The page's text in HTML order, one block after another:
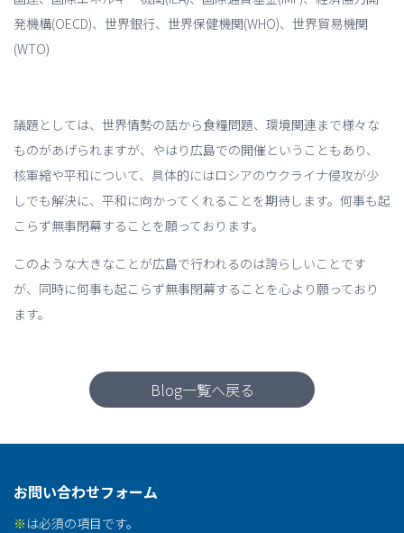
発機構(OECD)、世界銀行、世界保健機関(WHO)、世界貿易機関
(WTO)
議題としては、世界情勢の話から食糧問題、環境関連まで様々な
ものがあげられますが、やはり広島での開催ということもあり、
核軍縮や平和について、具体的にはロシアのウクライナ侵攻が少
しでも解決に、平和に向かってくれることを期待します。何事も起
こらず無事閉幕することを願っております。
このような大きなことが広島で行われるのは誇らしいことです
が、同時に何事も起こらず無事閉幕することを心より願っており
ます。
Blog一覧へ戻る
お問い合わせフォーム
※ は必須の項目です。